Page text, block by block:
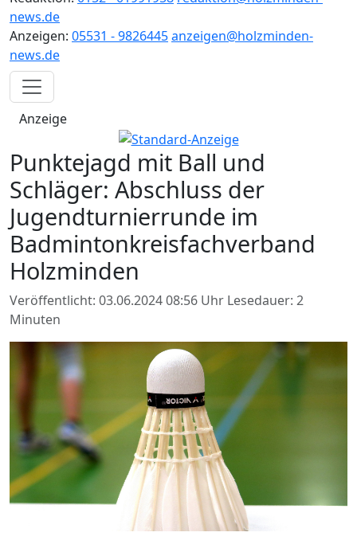
news.de
Anzeigen: 05531 - 9826445anzeigen@holzminden-
news.de
Anzeige
Punktejagd mit Ball und
Schläger: Abschluss der
Jugendturnierrunde im
Badmintonkreisfachverband
Holzminden
Veröffentlicht: 03.06.2024 08:56 Uhr Lesedauer: 2
Minuten